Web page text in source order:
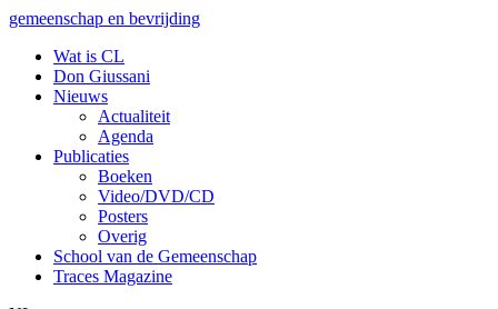
gemeenschap en bevrijding
Wat is CL
Don Giussani
Nieuws
Actualiteit
Agenda
Publicaties
Boeken
Video/DVD/CD
Posters
Overig
School van de Gemeenschap
Traces Magazine